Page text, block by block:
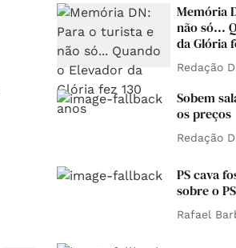
Memória
não só...
da Glória
Redação
Sobem
os preços
Redação
PS cava
sobre o
Rafael